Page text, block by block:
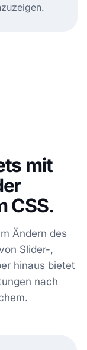
mit
CSS.
Ändern des
Slider-,
hinaus bietet
nach